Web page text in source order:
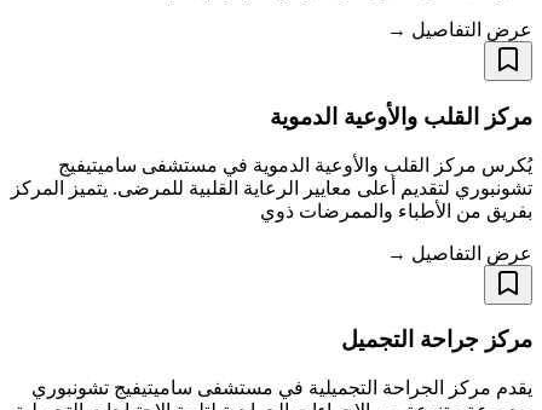
عرض التفاصيل →
مركز القلب والأوعية الدموية
يُكرس مركز القلب والأوعية الدموية في مستشفى ساميتيفيج
تشونبوري لتقديم أعلى معايير الرعاية القلبية للمرضى. يتميز المركز
بفريق من الأطباء والممرضات ذوي
عرض التفاصيل →
مركز جراحة التجميل
يقدم مركز الجراحة التجميلية في مستشفى ساميتيفيج تشونبوري